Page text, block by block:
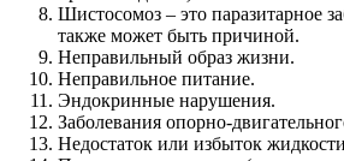
Шистосомоз – это паразитарное
также может быть причиной.
Неправильный образ жизни.
Неправильное питание.
Эндокринные нарушения.
Заболевания опорно-
Недостаток или избыток